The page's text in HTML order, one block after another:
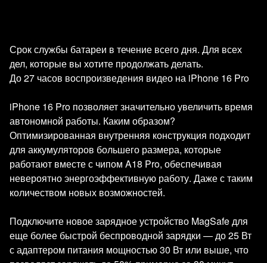
Срок службы батареи в течение всего дня. Для всех
дел, которые вы хотите продолжать делать.
До 27 часов воспроизведения видео на iPhone 16 Pro
iPhone 16 Pro позволяет значительно увеличить время
автономной работы. Каким образом?
Оптимизированная внутренняя конструкция подходит
для аккумуляторов большего размера, которые
работают вместе с чипом A18 Pro, обеспечивая
невероятно энергоэффективную работу. Даже с таким
количеством новых возможностей.
Подключите новое зарядное устройство MagSafe для
еще более быстрой беспроводной зарядки — до 25 Вт
с адаптером питания мощностью 30 Вт или выше, что